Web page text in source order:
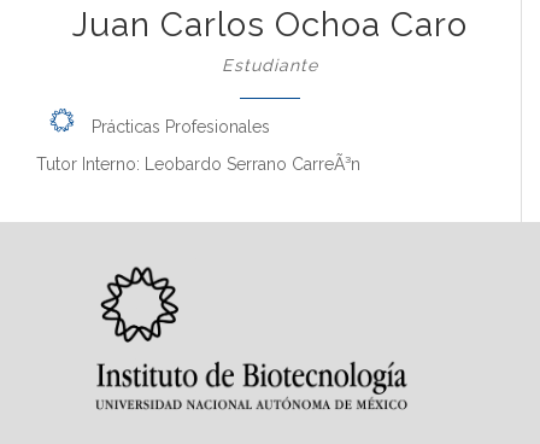
Juan Carlos Ochoa Caro
Estudiante
Prácticas Profesionales
Tutor Interno: Leobardo Serrano CarreÃ³n